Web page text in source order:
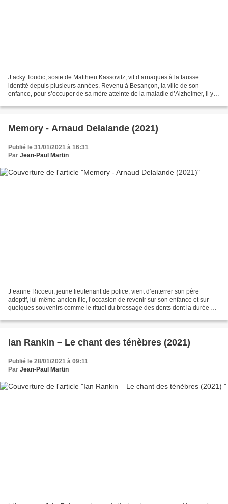
J acky Toudic, sosie de Matthieu Kassovitz, vit d’arnaques à la fausse
identité depuis plusieurs années. Revenu à Besançon, la ville de son
enfance, pour s’occuper de sa mère atteinte de la maladie d’Alzheimer, il y
Memory - Arnaud Delalande (2021)
Publié le 31/01/2021 à 16:31
Par Jean-Paul Martin
J eanne Ricoeur, jeune lieutenant de police, vient d’enterrer son père
adoptif, lui-même ancien flic, l’occasion de revenir sur son enfance et sur
quelques souvenirs comme le rituel du brossage des dents dont la durée est
Ian Rankin – Le chant des ténèbres (2021)
Publié le 28/01/2021 à 09:11
Par Jean-Paul Martin